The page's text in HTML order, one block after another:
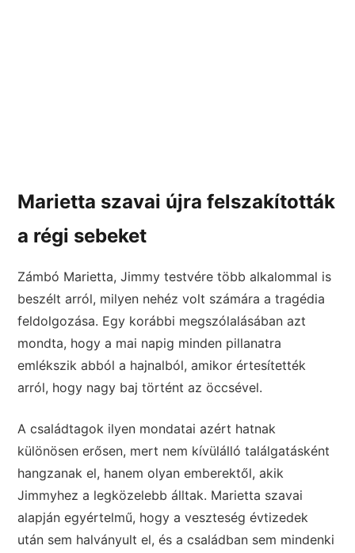
Marietta szavai újra felszakították
a régi sebeket
Zámbó Marietta, Jimmy testvére több alkalommal is
beszélt arról, milyen nehéz volt számára a tragédia
feldolgozása. Egy korábbi megszólalásában azt
mondta, hogy a mai napig minden pillanatra
emlékszik abból a hajnalból, amikor értesítették
arról, hogy nagy baj történt az öccsével.
A családtagok ilyen mondatai azért hatnak
különösen erősen, mert nem kívülálló találgatásként
hangzanak el, hanem olyan emberektől, akik
Jimmyhez a legközelebb álltak. Marietta szavai
alapján egyértelmű, hogy a veszteség évtizedek
után sem halványult el, és a családban sem mindenki